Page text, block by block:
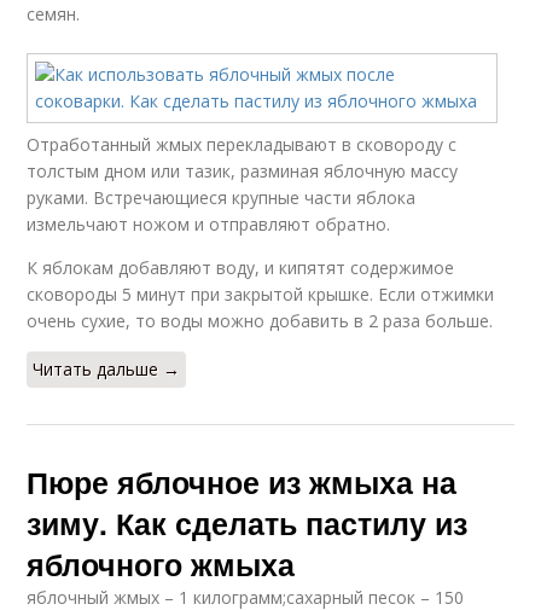
семян.
Отработанный жмых перекладывают в сковороду с
толстым дном или тазик, разминая яблочную массу
руками. Встречающиеся крупные части яблока
измельчают ножом и отправляют обратно.
К яблокам добавляют воду, и кипятят содержимое
сковороды 5 минут при закрытой крышке. Если отжимки
очень сухие, то воды можно добавить в 2 раза больше.
Читать дальше →
Пюре яблочное из жмыха на
зиму. Как сделать пастилу из
яблочного жмыха
яблочный жмых – 1 килограмм;сахарный песок – 150